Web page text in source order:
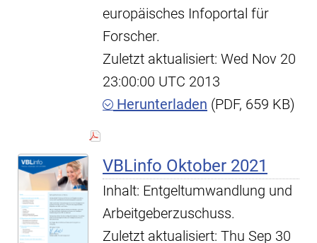
europäisches Infoportal für
Forscher.
Zuletzt aktualisiert: Wed Nov 20
23:00:00 UTC 2013
Herunterladen (PDF, 659 KB)
VBLinfo Oktober 2021
Inhalt: Entgeltumwandlung und
Arbeitgeberzuschuss.
Zuletzt aktualisiert: Thu Sep 30